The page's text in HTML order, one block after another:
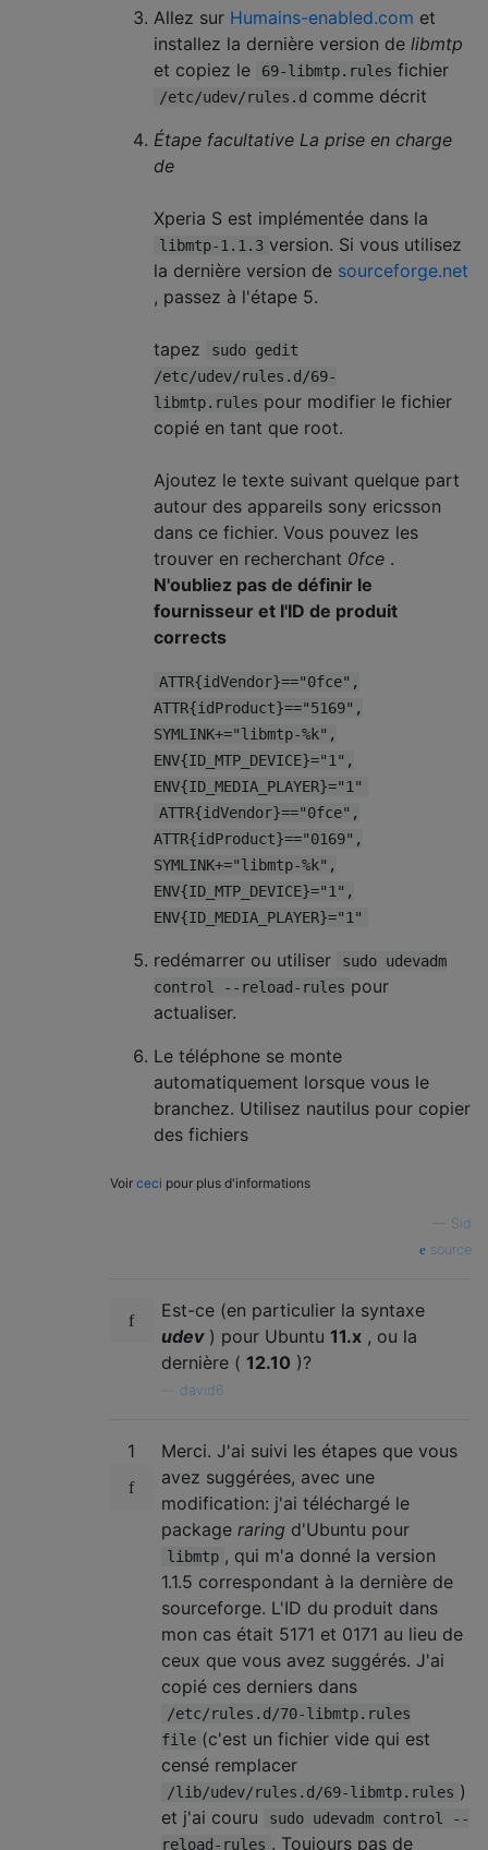
Allez sur Humains-enabled.com et
installez la dernière version de libmtp
et copiez le
69-libmtp.rules fichier
/etc/udev/rules.d comme décrit
Étape facultative La prise en charge
de
Xperia S est implémentée dans la
libmtp-1.1.3 version. Si vous utilisez
la dernière version de sourceforge.net
, passez à l'étape 5.
tapez
sudo gedit
/etc/udev/rules.d/69-
libmtp.rules pour modifier le fichier
copié en tant que root.
Ajoutez le texte suivant quelque part
autour des appareils sony ericsson
dans ce fichier. Vous pouvez les
trouver en recherchant 0fce .
N'oubliez pas de définir le
fournisseur et l'ID de produit
corrects
ATTR{idVendor}=="0fce",
ATTR{idProduct}=="5169",
SYMLINK+="libmtp-%k",
ENV{ID_MTP_DEVICE}="1",
ENV{ID_MEDIA_PLAYER}="1"
ATTR{idVendor}=="0fce",
ATTR{idProduct}=="0169",
SYMLINK+="libmtp-%k",
ENV{ID_MTP_DEVICE}="1",
ENV{ID_MEDIA_PLAYER}="1"
redémarrer ou utiliser
sudo udevadm
control --reload-rules pour
actualiser.
Le téléphone se monte
automatiquement lorsque vous le
branchez. Utilisez nautilus pour copier
des fichiers
Voir ceci pour plus d'informations
Sid
source
Est-ce (en particulier la syntaxe
udev) pour Ubuntu 11.x , ou la
dernière ( 12.10 )?
david6
1
Merci. J'ai suivi les étapes que vous
avez suggérées, avec une
modification: j'ai téléchargé le
package raring d'Ubuntu pour
libmtp , qui m'a donné la version
1.1.5 correspondant à la dernière de
sourceforge. L'ID du produit dans
mon cas était 5171 et 0171 au lieu de
ceux que vous avez suggérés. J'ai
copié ces derniers dans
/etc/rules.d/70-libmtp.rules
file (c'est un fichier vide qui est
censé remplacer
/lib/udev/rules.d/69-libmtp.rules )
et j'ai couru
sudo udevadm control --
reload-rules . Toujours pas de